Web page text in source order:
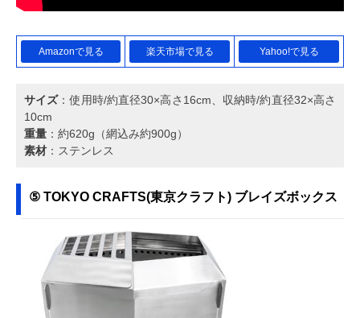
Amazonで見る 楽天市場で見る Yahoo!で見る
サイズ：使用時/約直径30×高さ16cm、収納時/約直径32×高さ
10cm
重量 ：約620g（網込み約900g）
素材 ：ステンレス
⑤ TOKYO CRAFTS(東京クラフト) ブレイズボックス